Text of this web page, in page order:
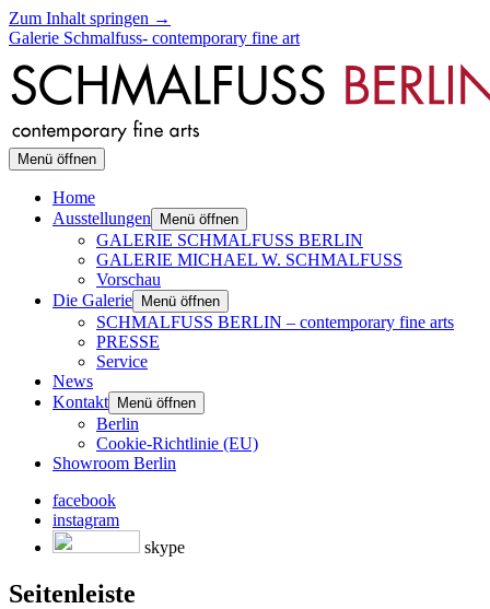
Zum Inhalt springen →
Galerie Schmalfuss- contemporary fine art
Menü öffnen
Home
Ausstellungen
Menü öffnen
GALERIE SCHMALFUSS BERLIN
GALERIE MICHAEL W. SCHMALFUSS
Vorschau
Die Galerie
Menü öffnen
SCHMALFUSS BERLIN – contemporary fine arts
PRESSE
Service
News
Kontakt
Menü öffnen
Berlin
Cookie-Richtlinie (EU)
Showroom Berlin
facebook
instagram
skype
Seitenleiste